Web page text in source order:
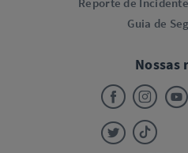
Guia de
Nossas